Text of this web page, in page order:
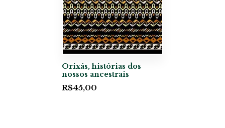
Orixás, histórias dos
nossos ancestrais
R$45,00